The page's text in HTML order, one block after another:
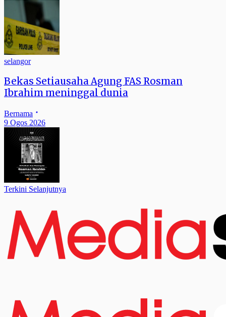
selangor
Bekas Setiausaha Agung FAS Rosman
Ibrahim meninggal dunia
Bernama
9 Ogos 2026
Terkini Selanjutnya